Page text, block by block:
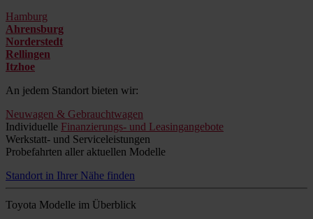
Hamburg
Ahrensburg
Norderstedt
Rellingen
Itzhoe
An jedem Standort bieten wir:
Neuwagen & Gebrauchtwagen
Individuelle Finanzierungs- und Leasingangebote
Werkstatt- und Serviceleistungen
Probefahrten aller aktuellen Modelle
Standort in Ihrer Nähe finden
Toyota Modelle im Überblick